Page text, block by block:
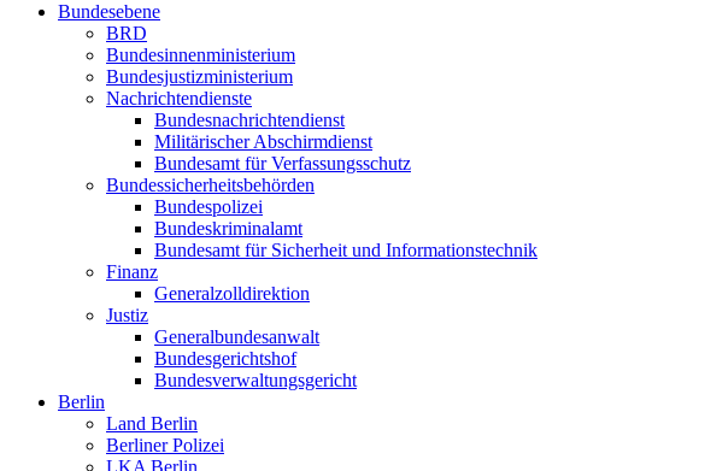
Bundesebene
BRD
Bundesinnenministerium
Bundesjustizministerium
Nachrichtendienste
Bundesnachrichtendienst
Militärischer Abschirmdienst
Bundesamt für Verfassungsschutz
Bundessicherheitsbehörden
Bundespolizei
Bundeskriminalamt
Bundesamt für Sicherheit und Informationstechnik
Finanz
Generalzolldirektion
Justiz
Generalbundesanwalt
Bundesgerichtshof
Bundesverwaltungsgericht
Berlin
Land Berlin
Berliner Polizei
LKA Berlin